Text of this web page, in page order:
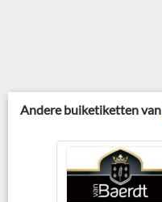
Andere buiketiketten van